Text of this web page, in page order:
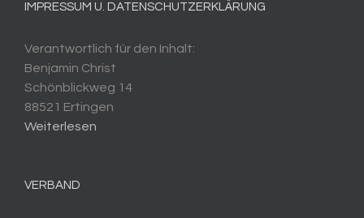
IMPRESSUM U. DATENSCHUTZERKLÄRUNG
Verantwortlich für den Inhalt:
Benjamin Christ
Schönblickweg 14
88521 Ertingen
Weiterlesen
VERBAND